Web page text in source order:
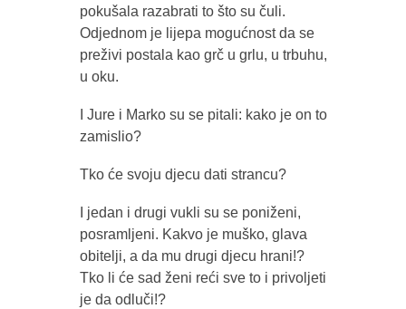
pokušala razabrati to što su čuli.
Odjednom je lijepa mogućnost da se
preživi postala kao grč u grlu, u trbuhu,
u oku.
I Jure i Marko su se pitali: kako je on to
zamislio?
Tko će svoju djecu dati strancu?
I jedan i drugi vukli su se poniženi,
posramljeni. Kakvo je muško, glava
obitelji, a da mu drugi djecu hrani!?
Tko li će sad ženi reći sve to i privoljeti
je da odluči!?